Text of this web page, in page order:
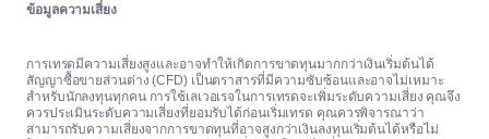
ข้อมูลความเสี่ยง
การเทรดมีความเสี่ยงสูงและอาจทำให้เกิดการขาดทุนมากกว่าเงินเริ่มต้นได้
สัญญาซื้อขายส่วนต่าง (CFD) เป็นตราสารที่มีความซับซ้อนและอาจไม่เหมาะ
สำหรับนักลงทุนทุกคน การใช้เลเวอเรจในการเทรดจะเพิ่มระดับความเสี่ยง คุณจึง
ควรประเมินระดับความเสี่ยงที่ยอมรับได้ก่อนเริ่มเทรด คุณควรพิจารณาว่า
สามารถรับความเสี่ยงจากการขาดทุนที่อาจสูงกว่าเงินลงทุนเริ่มต้นได้หรือไม่